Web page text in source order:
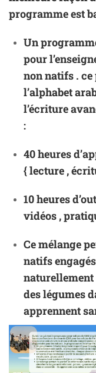
programme est
Un
pour
non natifs . ce
l’alphabet
l’écriture
:
40 heures
{ lecture ,
10 heures
vidéos ,
Ce mélange
natifs
naturellement
des légumes
apprennent